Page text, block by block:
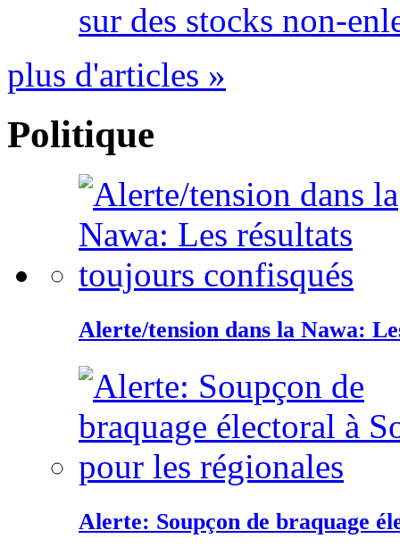
sur des stocks non-
plus d'articles »
Politique
Alerte/tension dans la Nawa:
Alerte: Soupçon de braquage